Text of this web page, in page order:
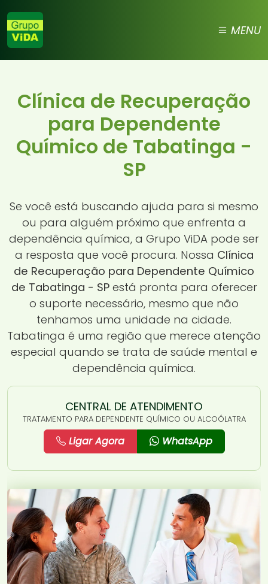
MENU
Clínica de Recuperação
para Dependente
Químico de Tabatinga -
SP
Se você está buscando ajuda para si mesmo
ou para alguém próximo que enfrenta a
dependência química, a Grupo ViDA pode ser
a resposta que você procura. Nossa Clínica
de Recuperação para Dependente Químico
de Tabatinga - SPestá pronta para oferecer
o suporte necessário, mesmo que não
tenhamos uma unidade na cidade.
Tabatinga é uma região que merece atenção
especial quando se trata de saúde mental e
dependência química.
CENTRAL DE ATENDIMENTO
TRATAMENTO PARA DEPENDENTE QUÍMICO OU ALCOÓLATRA
Ligar Agora WhatsApp